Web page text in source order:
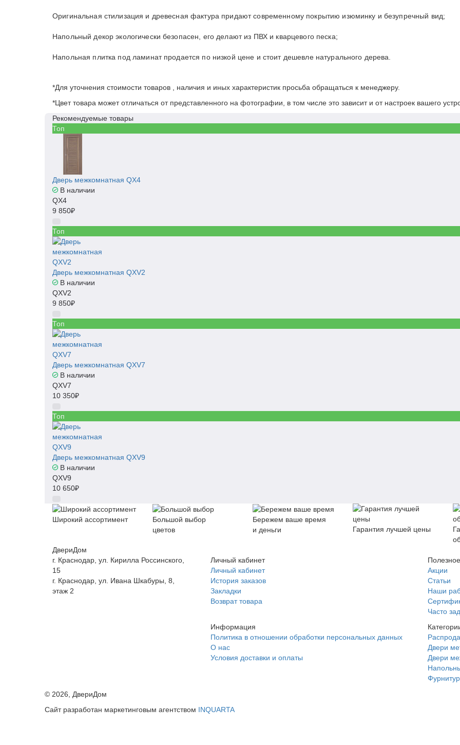
Оригинальная стилизация и древесная фактура придают современному покрытию изюминку и безупречный вид;
Напольный декор экологически безопасен, его делают из ПВХ и кварцевого песка;
Напольная плитка под ламинат продается по низкой цене и стоит дешевле натурального дерева.
*Для уточнения стоимости товаров , наличия и иных характеристик просьба обращаться к менеджеру.
*Цвет товара может отличаться от представленного на фотографии, в том числе это зависит и от настроек вашего
Рекомендуемые товары
Топ
Дверь межкомнатная QX4
В наличии
QX4
9 850₽
Топ
Дверь межкомнатная QXV2
В наличии
QXV2
9 850₽
Топ
Дверь межкомнатная QXV7
В наличии
QXV7
10 350₽
Топ
Дверь межкомнатная QXV9
В наличии
QXV9
10 650₽
Широкий ассортимент
Большой выбор
цветов
Бережем ваше время
и деньги
Гарантия лучшей цены
ДвериДом
г. Краснодар, ул. Кирилла Россинского,
15
г. Краснодар, ул. Ивана Шкабуры, 8,
этаж 2
Личный кабинет
Личный кабинет
История заказов
Закладки
Возврат товара
Полезное
Акции
Статьи
Наши
Часто
Информация
Политика в отношении обработки персональных данных
О нас
Условия доставки и оплаты
Двери
Двери
© 2026 , ДвериДом
Сайт разработан маркетинговым агентством INQUARTA